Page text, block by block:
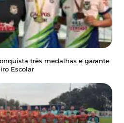
três medalhas e garante
Escolar